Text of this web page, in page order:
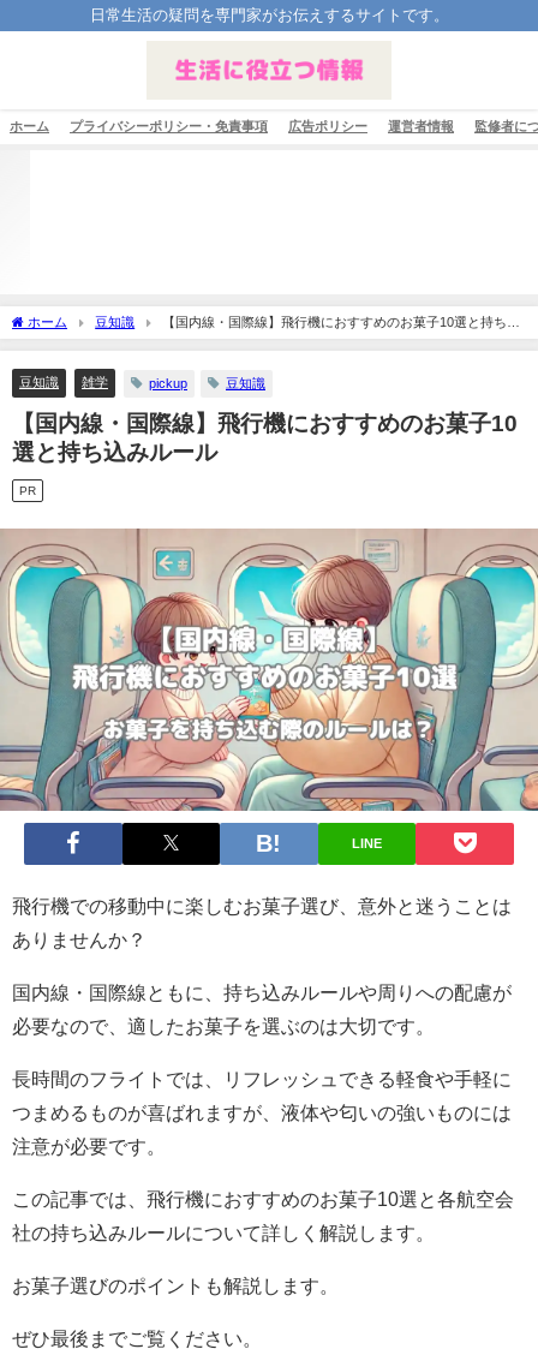
日常生活の疑問を専門家がお伝えするサイトです。
ホーム プライバシーポリシー・免責事項 広告ポリシー 運営者情報 監修者に
ホーム 豆知識
【国内線・国際線】飛行機におすすめのお菓子10選と持ち込
みルール
豆知識 雑学 pickup 豆知識
【国内線・国際線】飛行機におすすめのお菓子10
選と持ち込みルール
PR
LINE
飛行機での移動中に楽しむお菓子選び、意外と迷うことは
ありませんか？
国内線・国際線ともに、持ち込みルールや周りへの配慮が
必要なので、適したお菓子を選ぶのは大切です。
長時間のフライトでは、リフレッシュできる軽食や手軽に
つまめるものが喜ばれますが、液体や匂いの強いものには
注意が必要です。
この記事では、飛行機におすすめのお菓子10選と各航空会
社の持ち込みルールについて詳しく解説します。
お菓子選びのポイントも解説します。
ぜひ最後までご覧ください。